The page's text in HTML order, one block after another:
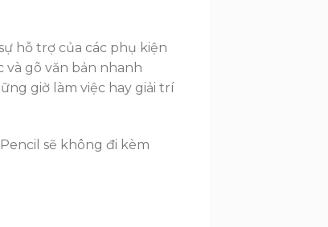
hỗ trợ của các phụ kiện
gõ văn bản nhanh
giờ làm việc hay giải trí
sẽ không đi kèm